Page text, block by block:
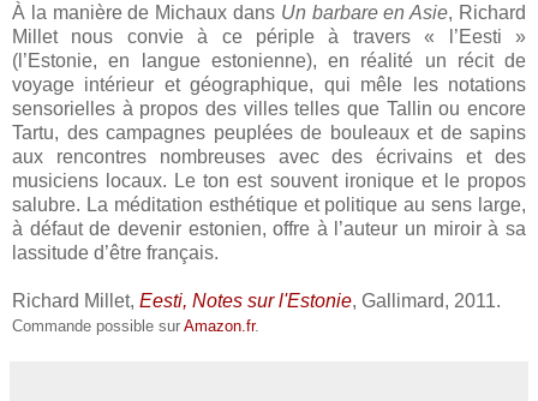
À la manière de Michaux dans Un barbare en Asie, Richard
Millet nous convie à ce périple à travers « l’Eesti »
(l’Estonie, en langue estonienne), en réalité un récit de
voyage intérieur et géographique, qui mêle les notations
sensorielles à propos des villes telles que Tallin ou encore
Tartu, des campagnes peuplées de bouleaux et de sapins
aux rencontres nombreuses avec des écrivains et des
musiciens locaux. Le ton est souvent ironique et le propos
salubre. La méditation esthétique et politique au sens large,
à défaut de devenir estonien, offre à l’auteur un miroir à sa
lassitude d’être français.
Richard Millet, Eesti, Notes sur l'Estonie, Gallimard, 2011.
Commande possible sur Amazon.fr.